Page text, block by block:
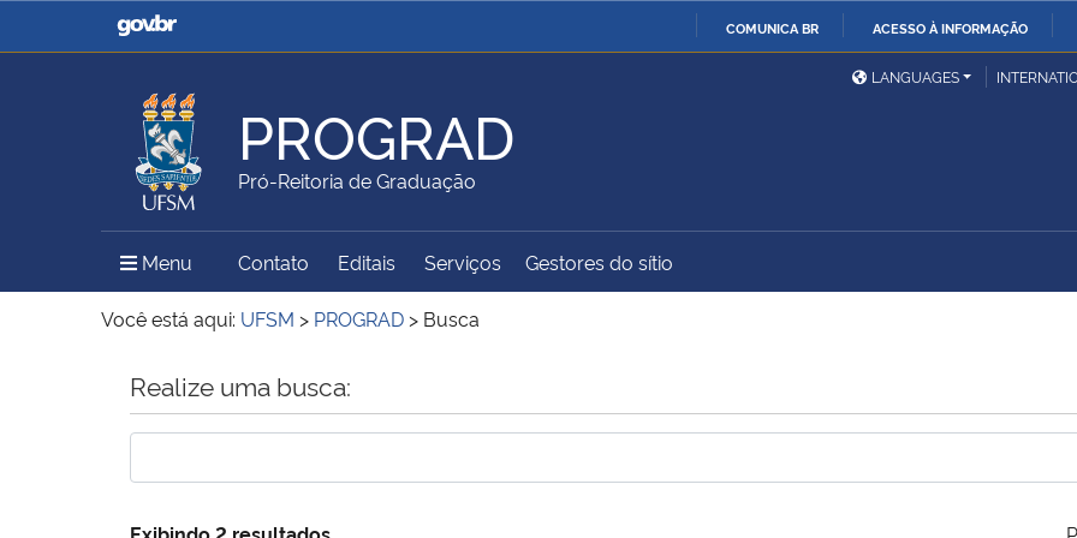
COMUNICA BR ACESSO À INFORMAÇÃO
Casa Civil
Ministério da Justiça e
Ministério da Defesa
Ministério das Relações
Exteriores
Ministério da Agricultura,
Pecuária e Abastecimento
Ministério da Educação
Ministério do Meio Ambiente Ministério do Turismo
Ministério do
LANGUAGES
PROGRAD
Pró-Reitoria de Graduação
Menu Menu Principal do Sítio
Contato Editais Serviços Gestores do sítio
Você está aqui: UFSM > PROGRAD > Busca
Início do conteúdo
Realize uma busca:
Exibindo 2 resultados